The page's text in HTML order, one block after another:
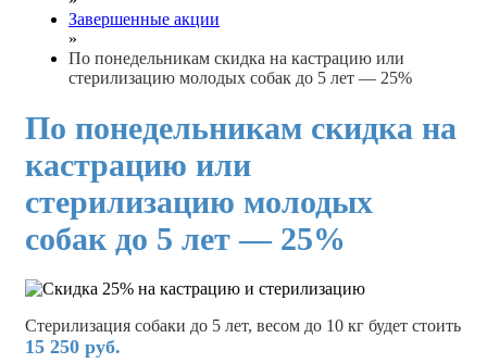
Завершенные акции
»
По понедельникам скидка на кастрацию или
стерилизацию молодых собак до 5 лет — 25%
По понедельникам скидка на
кастрацию или
стерилизацию молодых
собак до 5 лет — 25%
Стерилизация собаки до 5 лет, весом до 10 кг будет стоить
15 250 руб.